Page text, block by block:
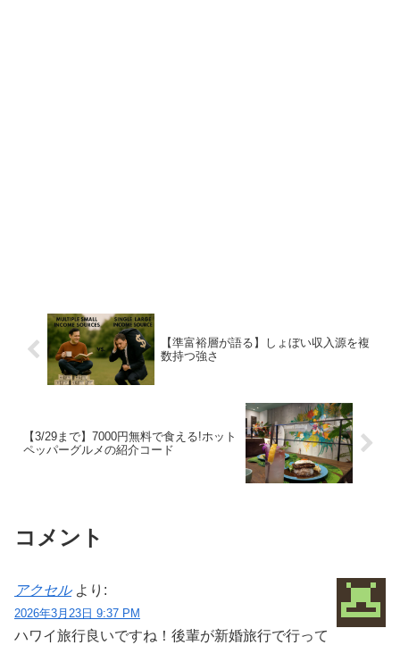
【準富裕層が語る】しょぼい収入源を複
数持つ強さ
【3/29まで】7000円無料で食える!ホット
ペッパーグルメの紹介コード
コメント
アクセル より:
2026年3月23日 9:37 PM
ハワイ旅行良いですね！後輩が新婚旅行で行って